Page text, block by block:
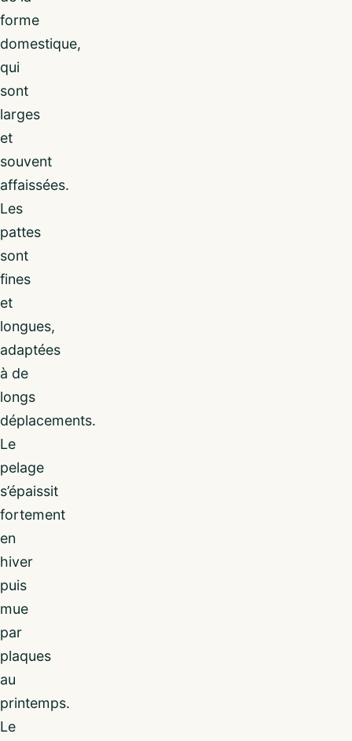
forme
domestique,
qui
sont
larges
et
souvent
affaissées.
Les
pattes
sont
fines
et
longues,
adaptées
à de
longs
déplacements.
Le
pelage
s’épaissit
fortement
en
hiver
puis
mue
par
plaques
au
printemps.
Le